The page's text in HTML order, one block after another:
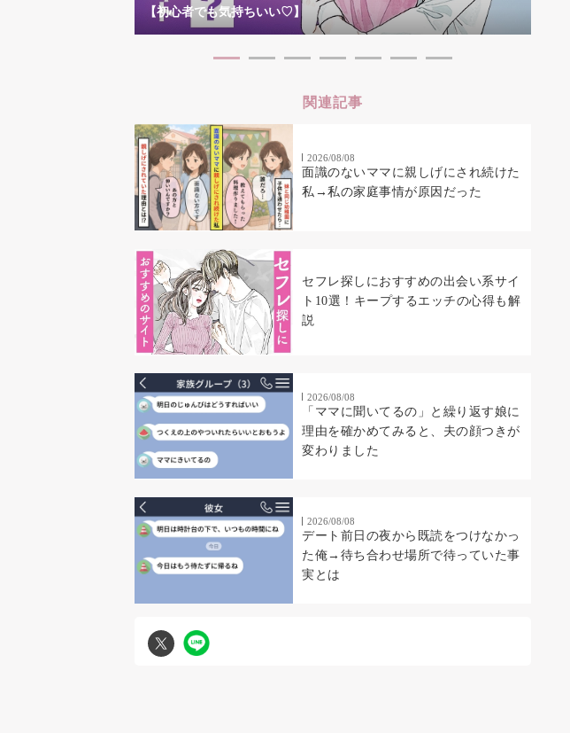
【初心者でも気持ちいい♡】
関連記事
2026/08/08
面識のないママに親しげにされ続けた
私→私の家庭事情が原因だった
セフレ探しにおすすめの出会い系サイ
ト10選！キープするエッチの心得も解
説
2026/08/08
「ママに聞いてるの」と繰り返す娘に
理由を確かめてみると、夫の顔つきが
変わりました
2026/08/08
デート前日の夜から既読をつけなかっ
た俺→待ち合わせ場所で待っていた事
実とは